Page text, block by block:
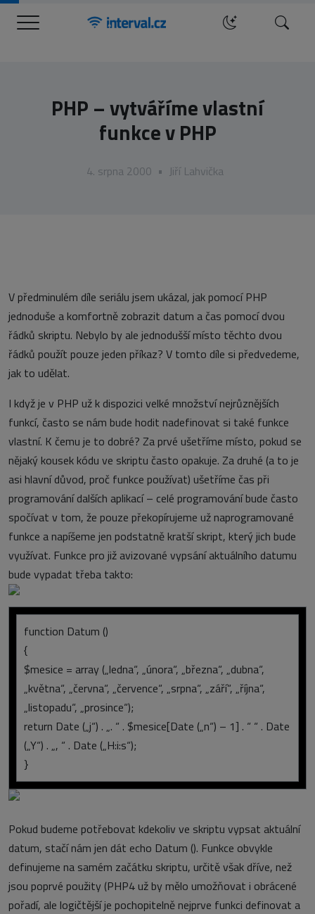
Menu Hledat
PHP – vytváříme vlastní
funkce v PHP
4. srpna 2000 • Jiří Lahvička
V předminulém díle seriálu jsem ukázal, jak pomocí PHP
jednoduše a komfortně zobrazit datum a čas pomocí dvou
řádků skriptu. Nebylo by ale jednodušší místo těchto dvou
řádků použít pouze jeden příkaz? V tomto díle si předvedeme,
jak to udělat.
I když je v PHP už k dispozici velké množství nejrůznějších
funkcí, často se nám bude hodit nadefinovat si také funkce
vlastní. K čemu je to dobré? Za prvé ušetříme místo, pokud se
nějaký kousek kódu ve skriptu často opakuje. Za druhé (a to je
asi hlavní důvod, proč funkce používat) ušetříme čas při
programování dalších aplikací – celé programování bude často
spočívat v tom, že pouze překopírujeme už naprogramované
funkce a napíšeme jen podstatně kratší skript, který jich bude
využívat. Funkce pro již avizované vypsání aktuálního datumu
bude vypadat třeba takto:
function Datum ()
{
$mesice = array („ledna“, „února“, „března“, „dubna“,
„května“, „června“, „července“, „srpna“, „září“, „října“,
„listopadu“, „prosince“);
return Date („j“) . „. “ . $mesice[Date („n“) – 1] . “ “ . Date
(„Y“) . „, “ . Date („H:i:s“);
}
Pokud budeme potřebovat kdekoliv ve skriptu vypsat aktuální
datum, stačí nám jen dát echo Datum (). Funkce obvykle
definujeme na samém začátku skriptu, určitě však dříve, než
jsou poprvé použity (PHP4 už by mělo umožňovat i obrácené
pořadí, ale logičtější je pochopitelně nejprve funkci definovat a